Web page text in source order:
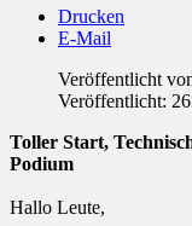
Drucken
E-Mail
Veröffentlicht
Veröffentlicht:
Toller Start,
Podium
Hallo Leute,